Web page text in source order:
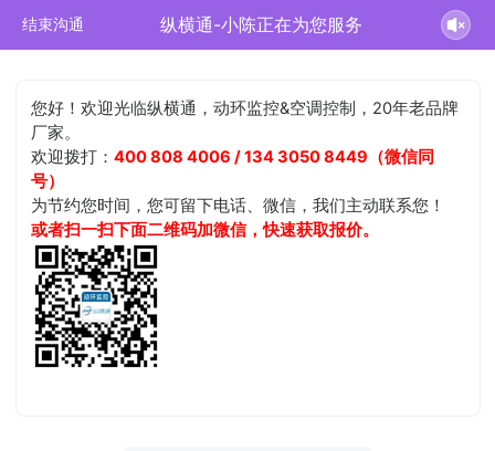
结束沟通 纵横通-小陈正在为您服务
您好！欢迎光临纵横通，动环监控&空调控制，20年老品牌
厂家。
欢迎拨打：400 808 4006 / 134 3050 8449（微信同
号）
为节约您时间，您可留下电话、微信，我们主动联系您！
或者扫一扫下面二维码加微信，快速获取报价。